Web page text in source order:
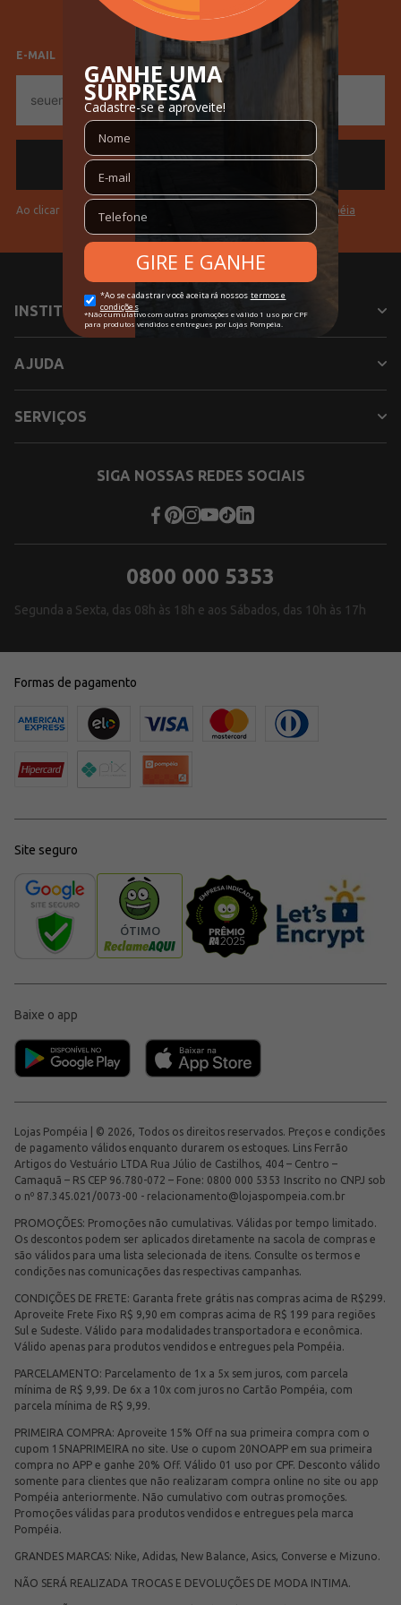
Bordô
Feminino Masculino
E-MAIL
mail
Ao clicar em "Cadastrar" você aceita os Termos de Uso da Pompéia
INSTITUCIONAL
AJUDA
SERVIÇOS
SIGA NOSSAS REDES SOCIAIS
0800 000 5353
Segunda a Sexta, das 08h às 18h e aos Sábados, das 10h às 17h
Formas de pagamento
Site seguro
Baixe o app
Lojas Pompéia | © 2026, Todos os direitos reservados. Preços e condições
de pagamento válidos enquanto durarem os estoques. Lins Ferrão
Artigos do Vestuário LTDA Rua Júlio de Castilhos, 404 – Centro –
Camaquã – RS CEP 96.780-072 – Fone: 0800 000 5353 Inscrito no CNPJ sob
o nº 87.345.021/0073-00 - relacionamento@lojaspompeia.com.br
PROMOÇÕES: Promoções não cumulativas. Válidas por tempo limitado.
Os descontos podem ser aplicados diretamente na sacola de compras e
são válidos para uma lista selecionada de itens. Consulte os termos e
condições nas comunicações das respectivas campanhas.
CONDIÇÕES DE FRETE: Garanta frete grátis nas compras acima de R$299.
Aproveite Frete Fixo R$ 9,90 em compras acima de R$ 199 para regiões
Sul e Sudeste. Válido para modalidades transportadora e econômica.
Válido apenas para produtos vendidos e entregues pela Pompéia.
PARCELAMENTO: Parcelamento de 1x a 5x sem juros, com parcela
mínima de R$ 9,99. De 6x a 10x com juros no Cartão Pompéia, com
parcela mínima de R$ 9,99.
PRIMEIRA COMPRA: Aproveite 15% Off na sua primeira compra com o
cupom 15NAPRIMEIRA no site. Use o cupom 20NOAPP em sua primeira
compra no APP e ganhe 20% Off. Válido 01 uso por CPF. Desconto válido
somente para clientes que não realizaram compra online no site ou app
Pompéia anteriormente. Não cumulativo com outras promoções.
Promoções válidas para produtos vendidos e entregues pela marca
Pompéia.
GRANDES MARCAS: Nike, Adidas, New Balance, Asics, Converse e Mizuno.
NÃO SERÁ REALIZADA TROCAS E DEVOLUÇÕES DE MODA INTIMA.